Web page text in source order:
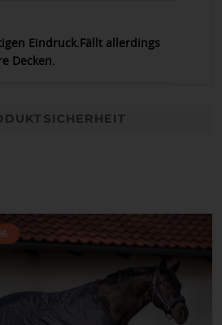
Eindruck.Fällt allerdings
Decken.